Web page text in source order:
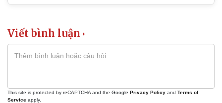
Viết bình luận
This site is protected by reCAPTCHA and the Google Privacy Policy and Terms of
Service apply.